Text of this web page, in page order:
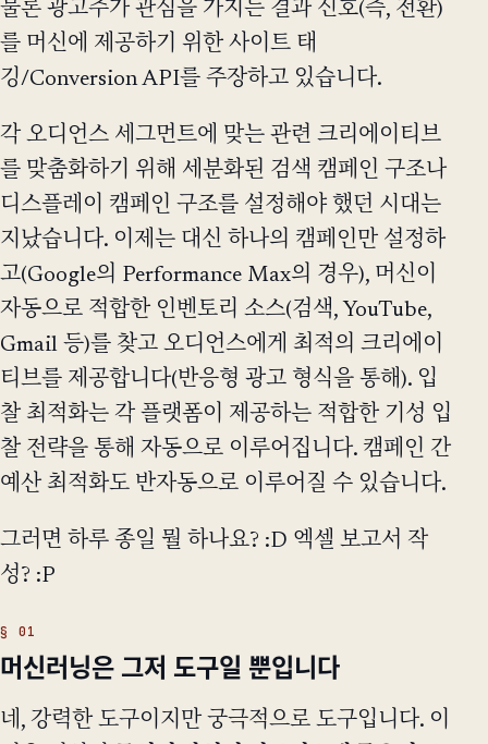
물론 광고주가 관심을 가지는 결과 신호(즉, 전환)
를 머신에 제공하기 위한 사이트 태
깅/Conversion API를 주장하고 있습니다.
각 오디언스 세그먼트에 맞는 관련 크리에이티브
를 맞춤화하기 위해 세분화된 검색 캠페인 구조나
디스플레이 캠페인 구조를 설정해야 했던 시대는
지났습니다. 이제는 대신 하나의 캠페인만 설정하
고(Google의 Performance Max의 경우), 머신이
자동으로 적합한 인벤토리 소스(검색, YouTube,
Gmail 등)를 찾고 오디언스에게 최적의 크리에이
티브를 제공합니다(반응형 광고 형식을 통해). 입
찰 최적화는 각 플랫폼이 제공하는 적합한 기성 입
찰 전략을 통해 자동으로 이루어집니다. 캠페인 간
예산 최적화도 반자동으로 이루어질 수 있습니다.
그러면 하루 종일 뭘 하나요? :D 엑셀 보고서 작
성? :P
머신러닝은 그저 도구일 뿐입니다
네, 강력한 도구이지만 궁극적으로 도구입니다. 이